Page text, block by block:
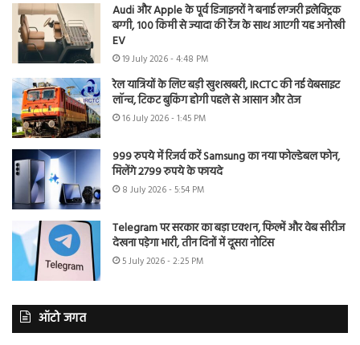
Audi और Apple के पूर्व डिजाइनरों ने बनाई लग्जरी इलेक्ट्रिक
बग्गी, 100 किमी से ज्यादा की रेंज के साथ आएगी यह अनोखी
EV
19 July 2026 - 4:48 PM
रेल यात्रियों के लिए बड़ी खुशखबरी, IRCTC की नई वेबसाइट
लॉन्च, टिकट बुकिंग होगी पहले से आसान और तेज
16 July 2026 - 1:45 PM
999 रुपये में रिजर्व करें Samsung का नया फोल्डेबल फोन,
मिलेंगे 2799 रुपये के फायदे
8 July 2026 - 5:54 PM
Telegram पर सरकार का बड़ा एक्शन, फिल्में और वेब सीरीज
देखना पड़ेगा भारी, तीन दिनों में दूसरा नोटिस
5 July 2026 - 2:25 PM
ऑटो जगत